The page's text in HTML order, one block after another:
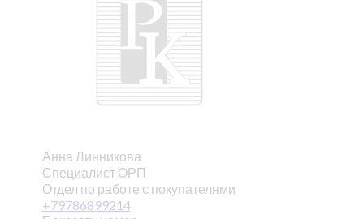
Анна Линникова
Специалист ОРП
Отдел по работе с покупателями
+79786899214